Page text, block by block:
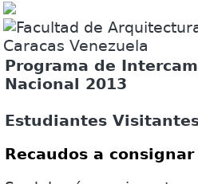
Programa de
Nacional 2013
Estudiantes
Recaudos a consignar